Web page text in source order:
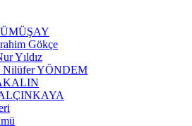
Gökçe
Yıldız
Nilüfer YÖNDEM